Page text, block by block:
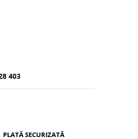
403
PLATĂ SECURIZATĂ